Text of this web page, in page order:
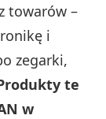
towarów –
i
zegarki,
te
w